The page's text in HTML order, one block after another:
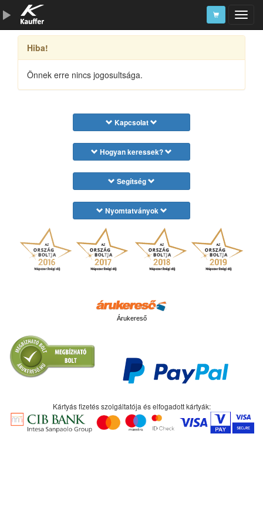
Szerszámkatalógus
Kosár
Alkatrészek
Hiba!
Önnek erre nincs jogosultsága.
Kapcsolat
Hogyan keressek?
Segítség
Nyomtatványok
Árukereső
Kártyás fizetés szolgáltatója és elfogadott kártyák: